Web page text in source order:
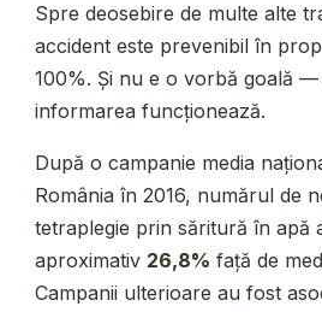
Spre deosebire de multe alte
accident este prevenibil în
100%. Și nu e o vorbă goală —
informarea funcționează.
După o campanie media
România în 2016, numărul de
tetraplegie prin săritură în apă
aproximativ 26,8% față de
Campanii ulterioare au fost